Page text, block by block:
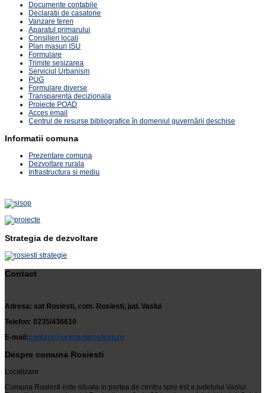
Documente contabile
Declaratii de casatorie
Vanzare teren
Aparatul primarului
Consilieri locali
Plan masuri ISU
Formulare
Trimite sesizarea
Serviciul Urbanism
PUG
Formulare diverse
Transparenta decizionala
Proiecte POAD
Acces email
Centrul de resurse bibliografice în domeniul guvernării deschise
Informatii comuna
Prezentare comuna
Dezvoltare rurala
Infrastructura si mediu
Strategia de dezvoltare
Contact
Adresa: sat Rosiesti, com. Rosiesti, jud. Vaslui
Telefon: 0235/436610
E-mail:contact@primariarosiesti.ro
Despre comuna Rosiesti
Localizare
Comuna Rosiesti este situata in partea de centru spre est a judetului Vaslui.